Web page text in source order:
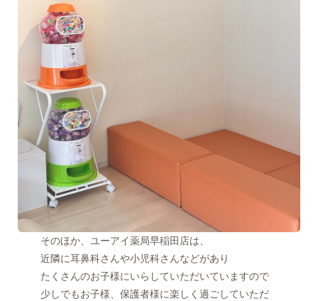
そのほか、ユーアイ薬局早稲田店は、
近隣に耳鼻科さんや小児科さんなどがあり
たくさんのお子様にいらしていただいていますので
少しでもお子様、保護者様に楽しく過ごしていただ